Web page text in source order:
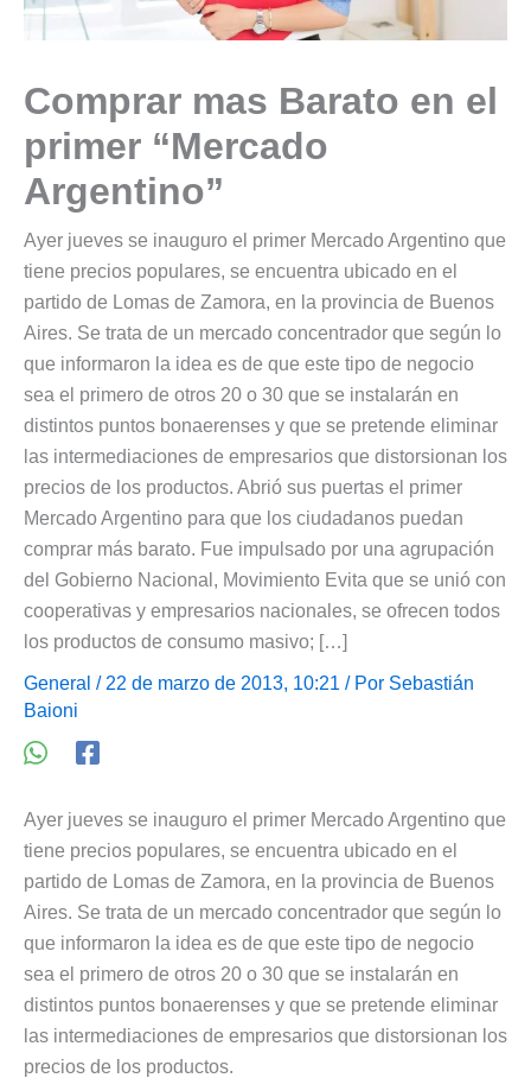
Comprar mas Barato en el
primer “Mercado
Argentino”
Ayer jueves se inauguro el primer Mercado Argentino que
tiene precios populares, se encuentra ubicado en el
partido de Lomas de Zamora, en la provincia de Buenos
Aires. Se trata de un mercado concentrador que según lo
que informaron la idea es de que este tipo de negocio
sea el primero de otros 20 o 30 que se instalarán en
distintos puntos bonaerenses y que se pretende eliminar
las intermediaciones de empresarios que distorsionan los
precios de los productos. Abrió sus puertas el primer
Mercado Argentino para que los ciudadanos puedan
comprar más barato. Fue impulsado por una agrupación
del Gobierno Nacional, Movimiento Evita que se unió con
cooperativas y empresarios nacionales, se ofrecen todos
los productos de consumo masivo; […]
General / 22 de marzo de 2013, 10:21 / Por Sebastián
Baioni
Ayer jueves se inauguro el primer Mercado Argentino que
tiene precios populares, se encuentra ubicado en el
partido de Lomas de Zamora, en la provincia de Buenos
Aires. Se trata de un mercado concentrador que según lo
que informaron la idea es de que este tipo de negocio
sea el primero de otros 20 o 30 que se instalarán en
distintos puntos bonaerenses y que se pretende eliminar
las intermediaciones de empresarios que distorsionan los
precios de los productos.